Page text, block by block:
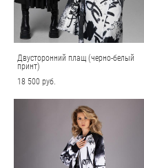
Двусторонний плащ (черно-белый
принт)
18 500 pуб.